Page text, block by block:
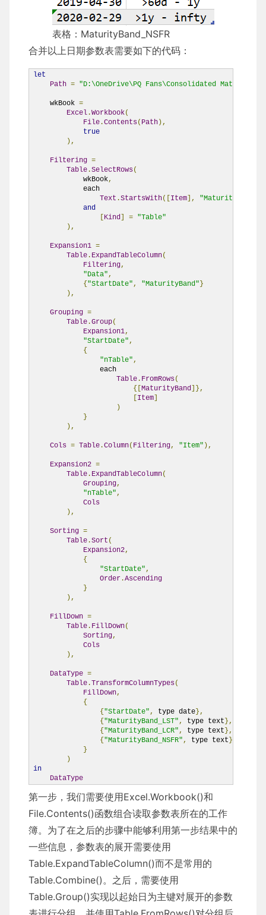
表格：MaturityBand_NSFR
合并以上日期参数表需要如下的代码：
let
Path = "D:\OneDrive\PQ Fans\Consolidated Maturity
    wkBook
=
Excel .Workbook(
File .Contents( Path ),
true
),
Filtering =
Table .SelectRows(
            wkBook
,
            each
Text .StartsWith([ Item ], "MaturityBand"
and
Kind = "Table"
),
Expansion1 =
Table . ExpandTableColumn(
Filtering,
"Data",
{ "StartDate", "MaturityBand" }
),
Grouping =
Table .Group(
Expansion1,
"StartDate",
{
"nTable",
                each
Table . FromRows(
{[ MaturityBand ]},
Item
)
}
),
Cols = Table .Column( Filtering, "Item" ),
Expansion2 =
Table . ExpandTableColumn(
Grouping,
"nTable",
Cols
),
Sorting =
Table .Sort (
Expansion2,
{
"StartDate",
Order .Ascending
}
),
FillDown =
Table . FillDown(
Sorting,
Cols
),
DataType =
Table .TransformColumnTypes(
FillDown,
{
{ "StartDate", type date },
{ "MaturityBand_LST", type text },
{ "MaturityBand_LCR", type text },
{ "MaturityBand_NSFR", type text }
}
)
in
DataType
第一步，我们需要使用Excel.Workbook()和
File.Contents()函数组合读取参数表所在的工作
簿。为了在之后的步骤中能够利用第一步结果中的
一些信息，参数表的展开需要使用
Table.ExpandTableColumn()而不是常用的
Table.Combine()。之后，需要使用
Table.Group()实现以起始日为主键对展开的参数